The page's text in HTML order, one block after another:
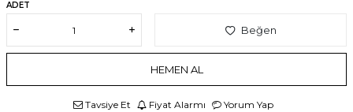
ADET
Beğen
HEMEN AL
Tavsiye Et Fiyat Alarmı Yorum Yap